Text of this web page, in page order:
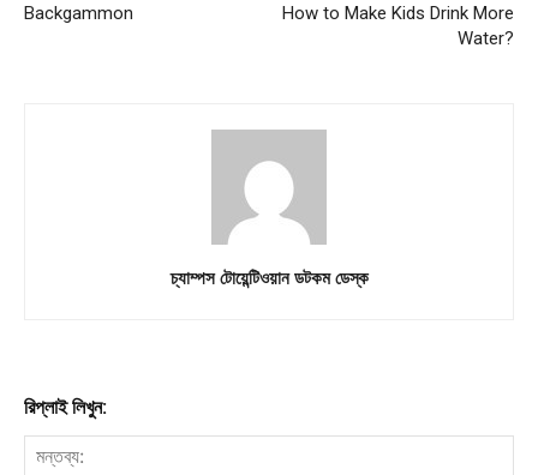
Backgammon
How to Make Kids Drink More
Water?
চ্যাম্পস টোয়েন্টিওয়ান ডটকম ডেস্ক
রিপ্লাই লিখুন: